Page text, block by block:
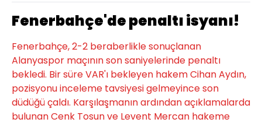
Fenerbahçe'de penaltı isyanı!
Fenerbahçe, 2-2 beraberlikle sonuçlanan
Alanyaspor maçının son saniyelerinde penaltı
bekledi. Bir süre VAR'ı bekleyen hakem Cihan Aydın,
pozisyonu inceleme tavsiyesi gelmeyince son
düdüğü çaldı. Karşılaşmanın ardından açıklamalarda
bulunan Cenk Tosun ve Levent Mercan hakeme